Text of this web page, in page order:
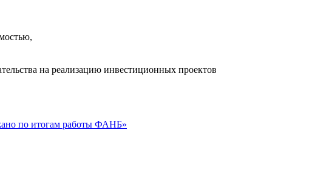
на реализацию инвестиционных проектов
по итогам работы ФАНБ»